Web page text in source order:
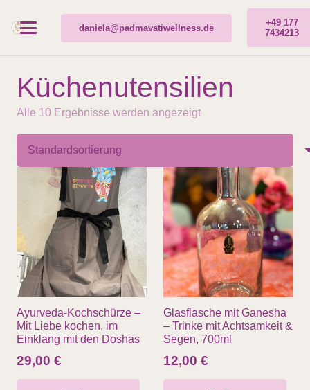
daniela@padmavatiwellness.de
+49 177
7434213
Küchenutensilien
Alle 10 Ergebnisse werden angezeigt
Ayurveda-Kochschürze –
Mit Liebe kochen, im
Einklang mit den Doshas
29,00 €
Glasflasche mit Ganesha
– Trinke mit Achtsamkeit &
Segen, 700ml
12,00 €